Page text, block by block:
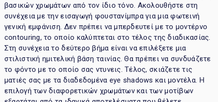
βασικών χρωμάτων από τον ίδιο τόνο. Ακολουθήστε στη
συνέχεια με την εισαγωγή φουστανίμπρα για μια φωτεινή
γενική εμφάνιση. Δεν πρέπει να μπερδευτεί με το μοντέρνο
contouring, το οποίο καλύπτεται στο τέλος της διαδικασίας.
Στη συνέχεια το δεύτερο βήμα είναι να επιλέξετε μια
στιλιστική ημιτελική βάση ταινίας. Θα πρέπει να συνδυάζετε
το φόντο με το οποίο σας ντυνεις. Τέλος, σκιάζετε τις
ματιές σας με τα διαδεδομένα eye shadows και μοντέλα. Η
επιλογή των διαφορετικών χρωμάτων και των μοτίβων